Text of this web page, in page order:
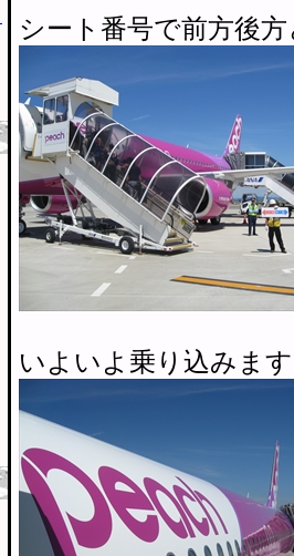
シート番号で前方後
いよいよ乗り込みま